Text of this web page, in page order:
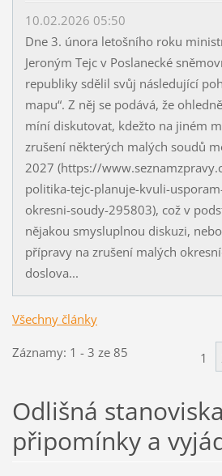
10.02.2026 05:50
Dne 3. února letošního roku
Jeroným Tejc v Poslanecké
republiky sdělil svůj následující
mapu“. Z něj se podává, že
míní diskutovat, kdežto na jiném
zrušení některých malých soudů
2027 (https://
politika-tejc-planuje-kvuli-
okresni-soudy-295803), což v
nějakou smysluplnou diskuzi,
přípravy na zrušení malých
doslova...
Všechny články
Záznamy: 1 - 3 ze 85 1
Odlišná
připomínky a